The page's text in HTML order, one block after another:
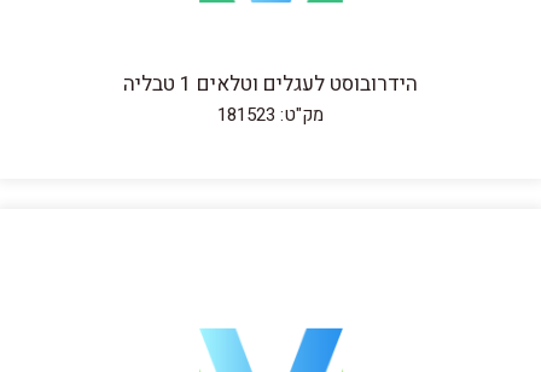
הידרובוסט לעגלים וטלאים 1 טבליה
מק"ט: 181523